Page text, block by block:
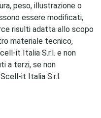
peso, illustrazione o
essere modificati,
risulti adatta allo scopo
materiale tecnico,
it Italia S.r.l. e non
a terzi, se non
it Italia S.r.l.